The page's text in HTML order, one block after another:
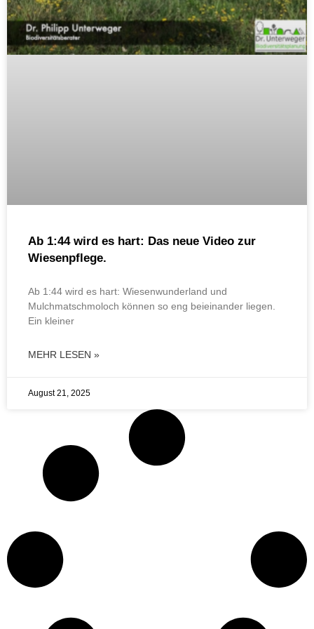
Ab 1:44 wird es hart: Das neue Video zur
Wiesenpflege.
Ab 1:44 wird es hart: Wiesenwunderland und
Mulchmatschmoloch können so eng beieinander liegen.
Ein kleiner
MEHR LESEN »
August 21, 2025